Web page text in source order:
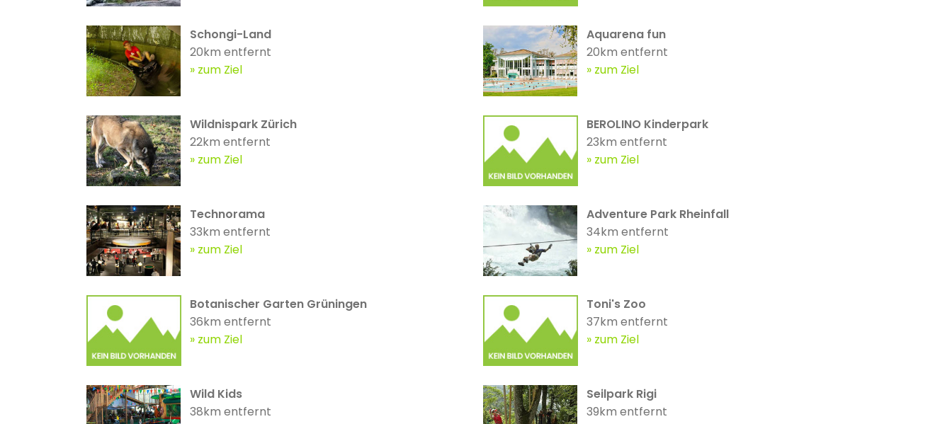
Schongi-Land
20km entfernt
zum Ziel
Aquarena fun
20km entfernt
zum Ziel
Wildnispark Zürich
22km entfernt
zum Ziel
BEROLINO Kinderpark
23km entfernt
zum Ziel
Technorama
33km entfernt
zum Ziel
Adventure Park Rheinfall
34km entfernt
zum Ziel
Botanischer Garten Grüningen
36km entfernt
zum Ziel
Toni's Zoo
37km entfernt
zum Ziel
Wild Kids
38km entfernt
Seilpark Rigi
39km entfernt